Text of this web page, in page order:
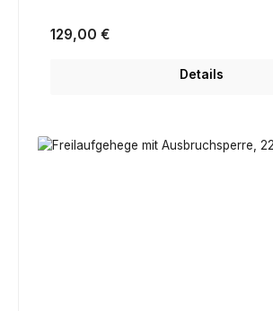
Regulärer Preis:
129,00 €
Details